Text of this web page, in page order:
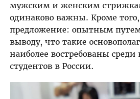
мужским и женским
одинаково важны. Кроме
предложение: опытным
выводу, что такие
наиболее востребованы
студентов в России.